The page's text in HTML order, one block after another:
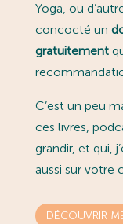
Yoga, ou
concocté un
gratuitement
C’est un peu
ces livres,
grandir, et qui,
aussi sur votre
DÉCOUVRIR